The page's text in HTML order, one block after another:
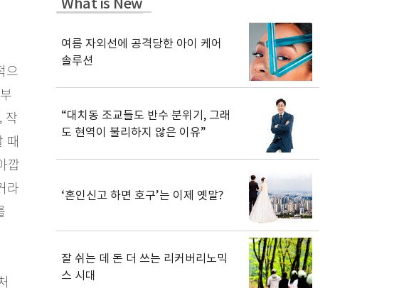
으
작
때
깝
라
여름 자외선에 공격당한 아이 케어
솔루션
“대치동 조교들도 반수 분위기, 그래
도 현역이 불리하지 않은 이유”
‘혼인신고 하면 호구’는 이제 옛말?
잘 쉬는 데 돈 더 쓰는 리커버리노믹
스 시대